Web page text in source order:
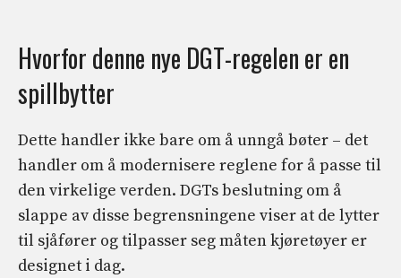
Hvorfor denne nye DGT-regelen er en
spillbytter
Dette handler ikke bare om å unngå bøter – det
handler om å modernisere reglene for å passe til
den virkelige verden. DGTs beslutning om å
slappe av disse begrensningene viser at de lytter
til sjåfører og tilpasser seg måten kjøretøyer er
designet i dag.